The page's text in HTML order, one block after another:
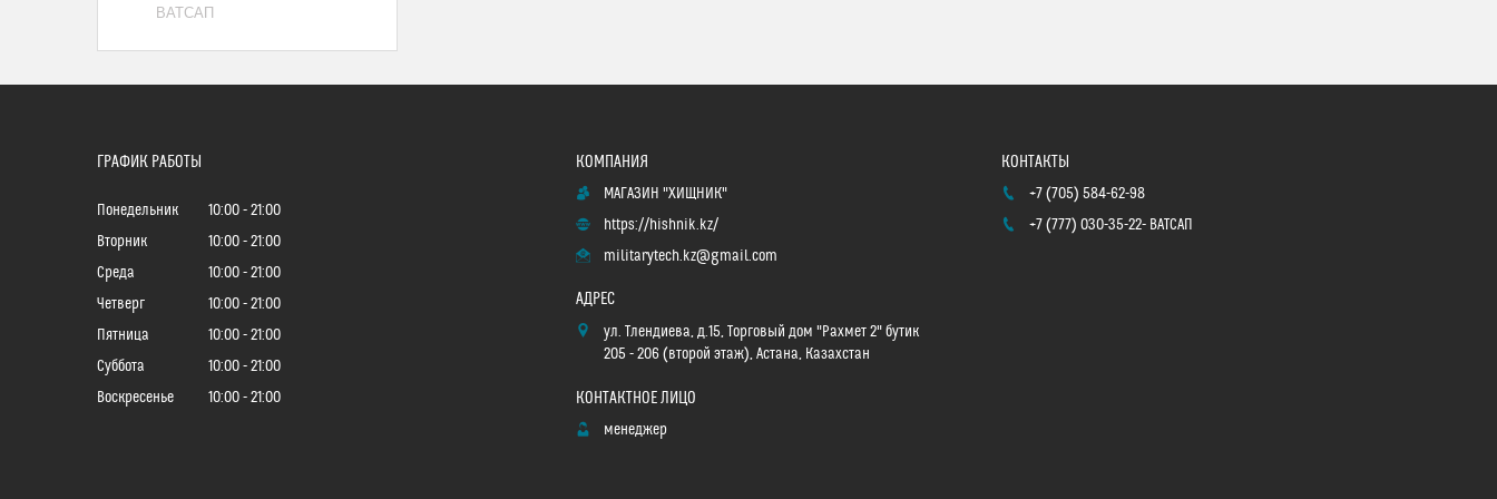
ВАТСАП
ГРАФИК РАБОТЫ
Понедельник 10:00
21:00
Вторник
10:00
21:00
Среда
10:00
21:00
Четверг
10:00
21:00
Пятница
10:00
21:00
Суббота
10:00
21:00
Воскресенье
10:00 21:00
МАГАЗИН "ХИЩНИК"
https://hishnik.kz/
militarytech.kz@gmail.com
ул. Тлендиева, д.15, Торговый дом "Рахмет 2" бутик
205 - 206 (второй этаж), Астана, Казахстан
менеджер
+7 (705) 584-62-98
+7 (777) 030-35-22 ВАТСАП